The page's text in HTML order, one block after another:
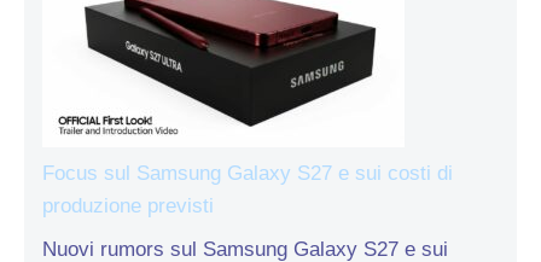
Focus sul Samsung Galaxy S27 e sui costi di
produzione previsti
Nuovi rumors sul Samsung Galaxy S27 e sui